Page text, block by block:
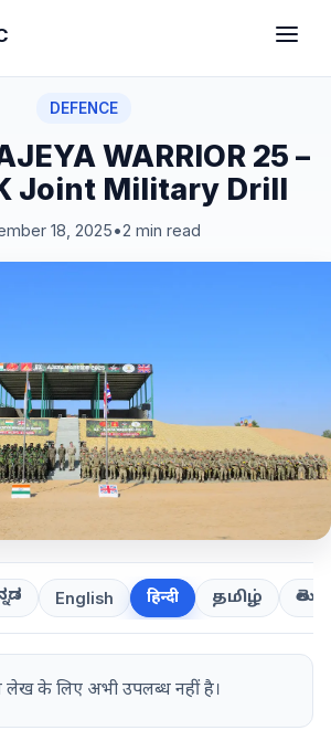
DEFENCE
WARRIOR 25 –
Joint Military Drill
18, 2025•2 min read
English हिन्दी தமிழ்
लेख के लिए अभी उपलब्ध नहीं है।